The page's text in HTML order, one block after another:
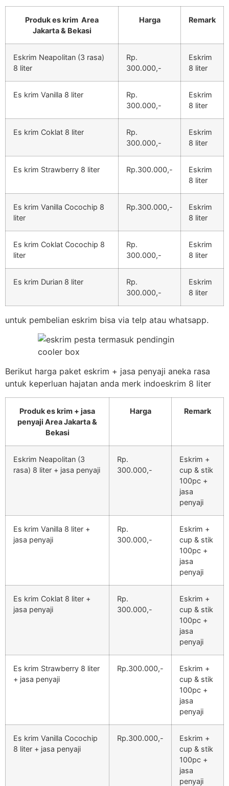
Produk es krim Area
Jakarta & Bekasi
Harga Remark
Eskrim Neapolitan (3 rasa)
8 liter
Rp.
300.000,-
Eskrim
8 liter
Es krim Vanilla 8 liter
Rp.
300.000,-
Eskrim
8 liter
Es krim Coklat 8 liter
Rp.
300.000,-
Eskrim
8 liter
Es krim Strawberry 8 liter Rp.300.000,-
Eskrim
8 liter
Es krim Vanilla Cocochip 8
liter
Rp.300.000,-
Eskrim
8 liter
Es krim Coklat Cocochip 8
liter
Rp.
300.000,-
Eskrim
8 liter
Es krim Durian 8 liter
Rp.
300.000,-
Eskrim
8 liter
untuk pembelian eskrim bisa via telp atau whatsapp.
Berikut harga paket eskrim + jasa penyaji aneka rasa
untuk keperluan hajatan anda merk indoeskrim 8 liter
Produk es krim + jasa
penyaji Area Jakarta &
Bekasi
Harga Remark
Eskrim Neapolitan (3
rasa) 8 liter + jasa penyaji
Rp.
300.000,-
Eskrim +
cup & stik
100pc +
jasa
penyaji
Es krim Vanilla 8 liter +
jasa penyaji
Rp.
300.000,-
Eskrim +
cup & stik
100pc +
jasa
penyaji
Es krim Coklat 8 liter +
jasa penyaji
Rp.
300.000,-
Eskrim +
cup & stik
100pc +
jasa
penyaji
Es krim Strawberry 8 liter
+ jasa penyaji
Rp.300.000,-
Eskrim +
cup & stik
100pc +
jasa
penyaji
Es krim Vanilla Cocochip
8 liter + jasa penyaji
Rp.300.000,-
Eskrim +
cup & stik
100pc +
jasa
penyaji